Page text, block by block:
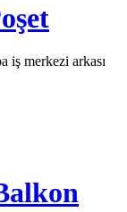
iş merkezi arkası